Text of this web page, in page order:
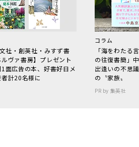
文社・創英社・みすず書
ヴァ書房】プレゼント
面広告の本、好書好日メ
計20名様に
コラム
「海をわた
の往復書簡」
出逢いの不思
の〝家族〟
PR by 集英社